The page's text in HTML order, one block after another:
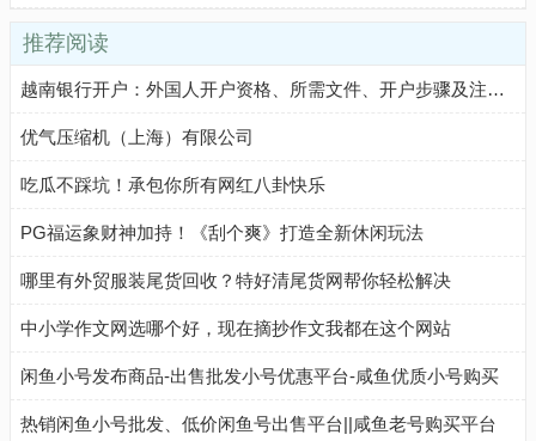
推荐阅读
越南银行开户：外国人开户资格、所需文件、开户步骤及注意事项
优气压缩机（上海）有限公司
吃瓜不踩坑！承包你所有网红八卦快乐
PG福运象财神加持！《刮个爽》打造全新休闲玩法
哪里有外贸服装尾货回收？特好清尾货网帮你轻松解决
中小学作文网选哪个好，现在摘抄作文我都在这个网站
闲鱼小号发布商品-出售批发小号优惠平台-咸鱼优质小号购买
热销闲鱼小号批发、低价闲鱼号出售平台||咸鱼老号购买平台